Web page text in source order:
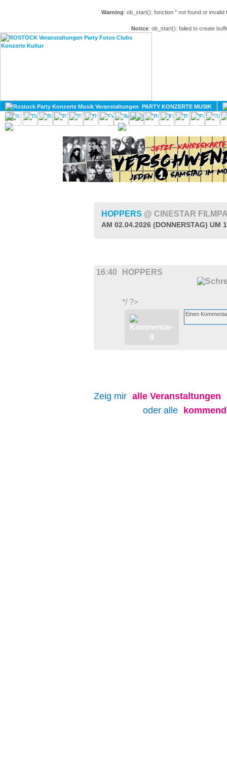
Warning: ob_start(): function '' not found or
Notice: ob_start(): failed to create
PARTY KONZERTE MUSIK
KULTUR
GAY
HOPPERS @ CINESTAR
AM 02.04.2026 (DONNERSTAG) UM
16:40 HOPPERS
*/ ?>
Zeig mir alle Veranstaltungen
oder alle